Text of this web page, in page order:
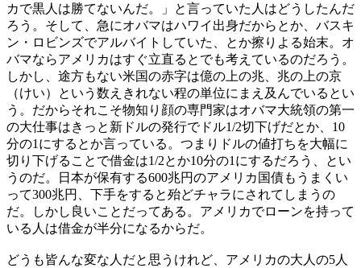
カで黒人は勝てないんだ。」と言っていた人はどうしたんだ
ろう。そして、急にオバマはハワイ出身だからとか、バスキ
ン・ロビンズでアルバイトしていた、とか擦りよる始末。オ
バマならアメリカはすぐ立直るとでも考えているのだろう。
しかし、途方もない米国の赤字は億の上の兆、兆の上の京
（けい）という数えきれない程の単位にまえ及んでいるとい
う。だからそれこそ物知り顔の専門家はオバマ大統領の第一
の大仕事はきっと新ドルの発行でドル1/2切下げだとか、10
分の1にするとか言っている。つまりドルの値打ちを大幅に
切り下げることで借金は1/2とか10分の1にするだろう、とい
うのだ。日本が保有する600兆円のアメリカ国債もうまくい
って300兆円、下手をすると殆どチャラにされてしまうの
だ。しかし良いことだってある。アメリカでローンを持って
いる人は借金が半分になるからだ。
どうも皆んな変な人だと思うけれど、アメリカの大人の5人